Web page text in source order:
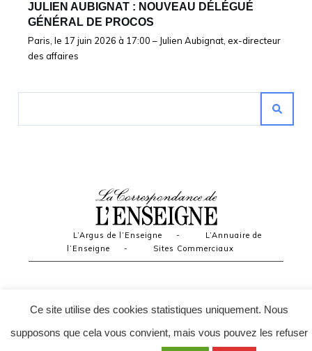
JULIEN AUBIGNAT : NOUVEAU DÉLÉGUÉ
GÉNÉRAL DE PROCOS
Paris, le 17 juin 2026 à 17:00 – Julien Aubignat, ex-directeur
des affaires
L’Argus de l’Enseigne -
L’Annuaire de
l’Enseigne
- Sites Commerciaux
Ce site utilise des cookies statistiques uniquement. Nous
supposons que cela vous convient, mais vous pouvez les refuser